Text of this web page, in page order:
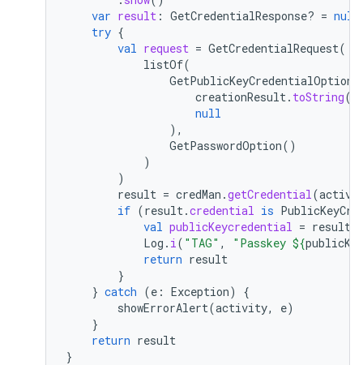
var result : GetCredentialResponse? = null
try {
val request = GetCredentialRequest(
listOf(
GetPublicKeyCredentialOption
creationResult. toString
null
),
GetPasswordOption()
)
)
result = credMan .getCredential(
if (result.credential is
val publicKeycredential = result
Log . i( "TAG" , "Passkey ${
return result
}
} catch (e : Exception)
{
showErrorAlert(activity, e)
}
return result
}